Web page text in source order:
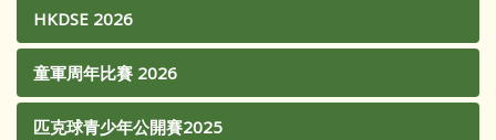
HKDSE 2026
童軍周年比賽 2026
匹克球青少年公開賽2025